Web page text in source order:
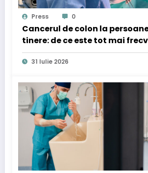
Press 0
Cancerul de colon la
tinere: de ce este tot mai
31 Iulie 2026